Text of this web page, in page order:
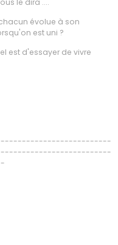
le dira ....
évolue à son
est uni ?
est d'essayer de vivre